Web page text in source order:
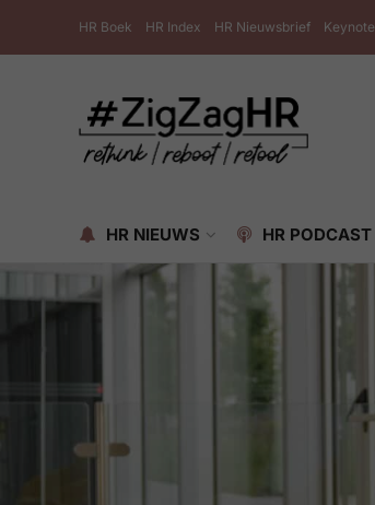
HR Boek HR Index HR Nieuwsbrief Keynote
HR NIEUWS HR PODCAST